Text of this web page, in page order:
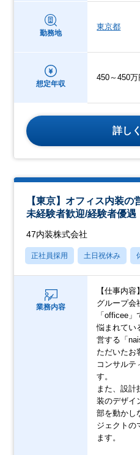
勤務地
東京都
想定年収
450～450万
詳し
【東京】オフィス内装
未経験者歓迎/経験者優遇
47内装株式会社
正社員採用 土日祝休み
業務内容
【仕事内容】
グループ会
「officee
悩まれてい
営する「
ただいたお
コンサルテ
す。
また、設計
装のデザイ
部を動かし
ジェクトの
ます。